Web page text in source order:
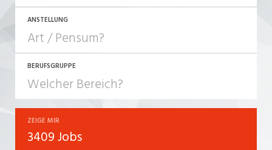
ANSTELLUNG
JOB-TYP
Festanstellung
Temporär (befristet)
BERUFSGRUPPE
Bank, Versicherung
ZEIGE MIR
3409 Jobs